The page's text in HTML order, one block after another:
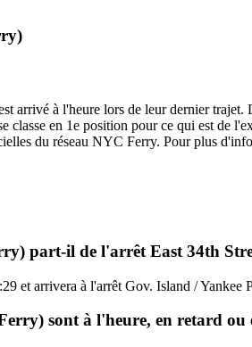
arrivé à l'heure lors de leur dernier
en 1e position pour ce qui est de
du réseau NYC Ferry. Pour plus
part-il de l'arrêt East 34th
et arrivera à l'arrêt Gov. Island /
sont à l'heure, en retard ou